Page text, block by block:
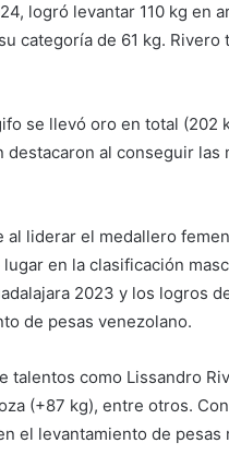
logró levantar 110 kg en
categoría de 61 kg. Rivero
se llevó oro en total (202
al conseguir
liderar el medallero
en la clasificación
2023 y los logros
de pesas venezolano.
talentos como Lissandro
(+87 kg), entre otros.
el levantamiento de pesas